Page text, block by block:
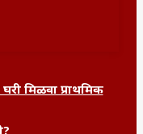
मिळवा प्राथमिक